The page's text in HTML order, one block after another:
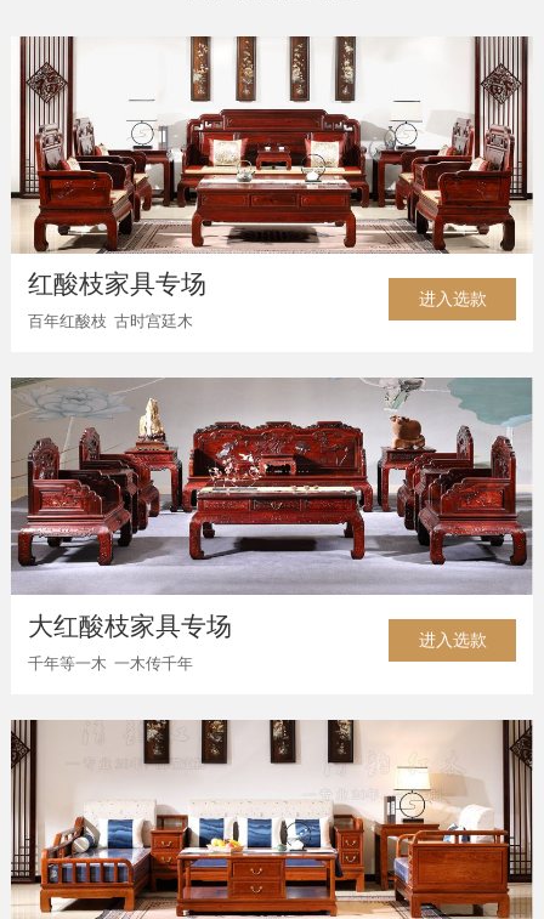
红酸枝家具专场
百年红酸枝 古时宫廷木
进入选款
大红酸枝家具专场
千年等一木 一木传千年
进入选款